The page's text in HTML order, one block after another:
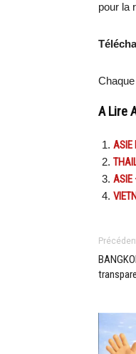
pour la
A Lire
ASIE
ASIE